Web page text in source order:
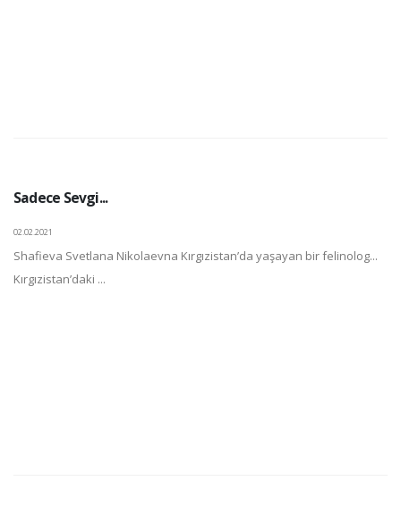
Sadece Sevgi...
02.02.2021
Shafieva Svetlana Nikolaevna Kırgızistan’da yaşayan bir felinolog...
Kırgızistan’daki ...